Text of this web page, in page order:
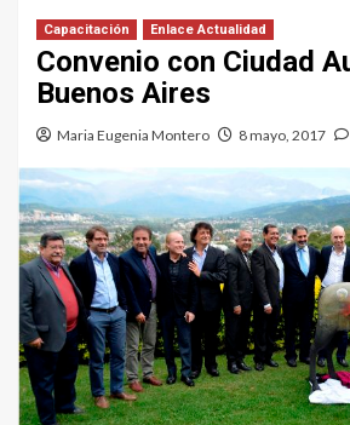
Capacitación Enlace Actualidad
Convenio con Ciudad
Buenos Aires
Maria Eugenia Montero 8 mayo, 2017